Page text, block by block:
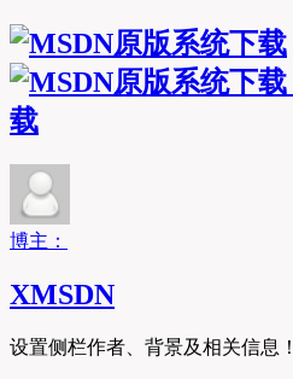
载
博主：
XMSDN
设置侧栏作者、背景及相关信息！